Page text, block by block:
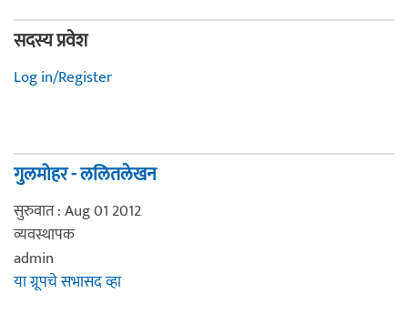
सदस्य प्रवेश
Log in/Register
गुलमोहर - ललितलेखन
सुरुवात : Aug 01 2012
व्यवस्थापक
admin
या ग्रूपचे सभासद व्हा